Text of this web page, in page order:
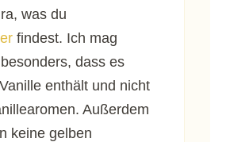
was du
findest. Ich mag
dass es
enthält und nicht
Außerdem
keine gelben